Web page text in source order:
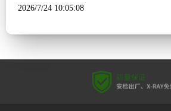
新品…
2026/7/24 10:05:08